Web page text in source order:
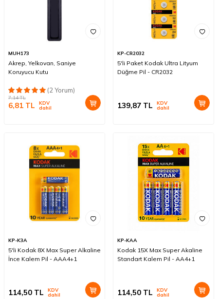
MUH173
Akrep, Yelkovan, Saniye
Koruyucu Kutu
(2 Yorum)
7,14TL
6,81 TL KDV
dahil
KP-CR2032
5'li Paket Kodak Ultra Lityum
Düğme Pil - CR2032
139,87 TL KDV
dahil
KP-K3A
5'li Kodak 8X Max Super Alkaline
İnce Kalem Pil - AAA4+1
114,50 TL KDV
dahil
KP-KAA
Kodak 15X Max Super Akaline
Standart Kalem Pil - AA4+1
114,50 TL KDV
dahil